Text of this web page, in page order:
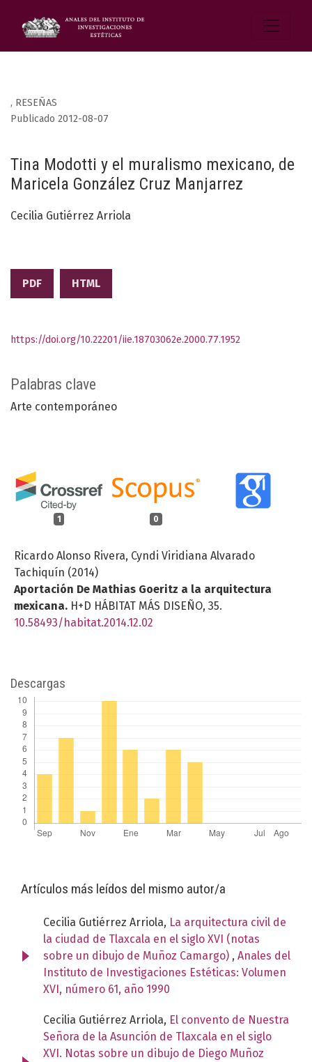
, RESEÑAS
Tina Modotti y el muralismo mexicano, de
Maricela González Cruz Manjarrez
Publicado 2012-08-07
Cecilia Gutiérrez Arriola
PDF HTML
Palabras clave
Arte contemporáneo
1 0
Ricardo Alonso Rivera, Cyndi Viridiana Alvarado
Tachiquín (2014)
Aportación De Mathias Goeritz a la arquitectura
mexicana. H+D HÁBITAT MÁS DISEÑO, 35.
10.58493/habitat.2014.12.02
https://doi.org/10.22201/iie.18703062e.2000.77.1952
Descargas
Artículos más leídos del mismo autor/a
Cecilia Gutiérrez Arriola, La arquitectura civil de
la ciudad de Tlaxcala en el siglo XVI (notas
sobre un dibujo de Muñoz Camargo) , Anales del
Instituto de Investigaciones Estéticas: Volumen
XVI, número 61, año 1990
Cecilia Gutiérrez Arriola, El convento de Nuestra
Señora de la Asunción de Tlaxcala en el siglo
XVI. Notas sobre un dibujo de Diego Muñoz